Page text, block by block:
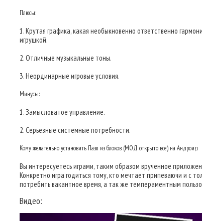
Плюсы:
1. Крутая графика, какая необыкновенно ответственно
игрушкой.
2. Отличные музыкальные тоны.
3. Неординарные игровые условия.
Минусы:
1. Замысловатое управление.
2. Серьезные системные потребности.
Кому желательно установить Пазл из блоков (МОД открыто все) на Андроид
Вы интересуетесь играми, таким образом врученное
Конкретно игра годиться тому, кто мечтает припеваючи и с
потребить вакантное время, а так же темпераментным
Видео: